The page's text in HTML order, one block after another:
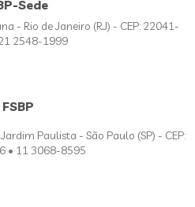
Sede
- Rio de Janeiro (RJ) - CEP: 22041-
2548-1999
FSBP
Paulista - São Paulo (SP) - CEP:
• 11 3068-8595